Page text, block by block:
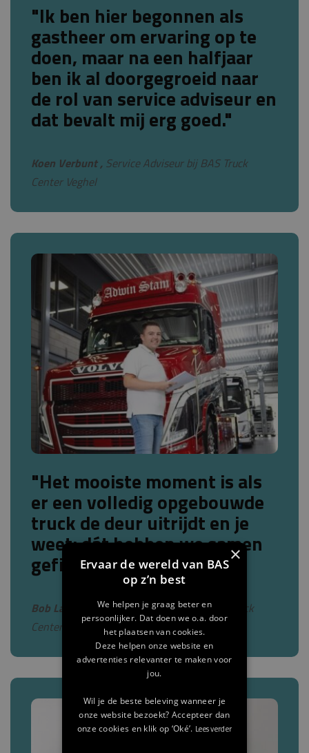
"Ik ben hier begonnen als
gastheer om ervaring op te
doen, maar na een halfjaar
ben ik al doorgegroeid naar
de rol van service adviseur en
dat bevalt mij erg goed."
Koen Verbunt , Service Adviseur bij BAS Truck
Center Veghel
"Het mooiste moment is als
er een volledig opgebouwde
truck de deur uitrijdt en je
weet: dát hebben we samen
gefikst."
Bob Laarhoven , Service Adviseur bij BAS Truck
Center Experience
×
Ervaar de wereld van BAS
op z’n best
We helpen je graag beter en
persoonlijker. Dat doen we o.a. door
het plaatsen van cookies.
Deze helpen onze website en
advertenties relevanter te maken voor
jou.
Wil je de beste beleving wanneer je
onze website bezoekt? Accepteer dan
onze cookies en klik op ‘Oké’. Lees verder